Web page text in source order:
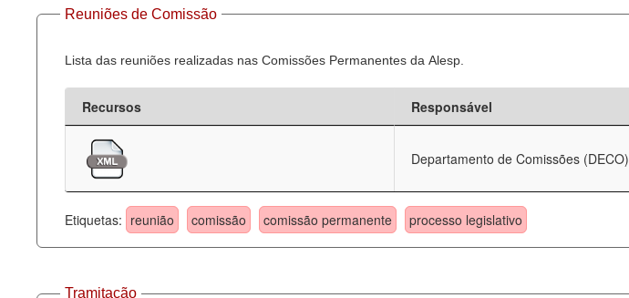
Reuniões de Comissão
Lista das reuniões realizadas nas Comissões Permanentes da Alesp.
Recursos Responsável
Departamento de Comissões (DECO)
Etiquetas: reunião comissão comissão permanente processo legislativo
Tramitação